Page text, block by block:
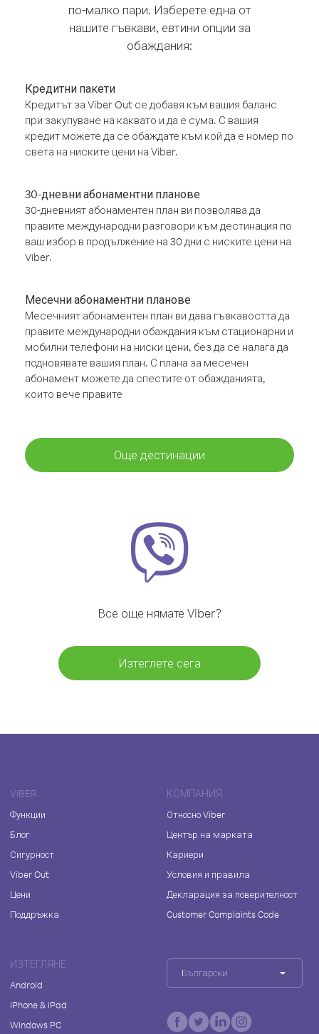
по-малко пари. Изберете една от
нашите гъвкави, евтини опции за
обаждания:
Кредитни пакети
Кредитът за Viber Out се добавя към вашия баланс
при закупуване на каквато и да е сума. С вашия
кредит можете да се обаждате към кой да е номер по
света на ниските цени на Viber.
30-дневни абонаментни планове
30-дневният абонаментен план ви позволява да
правите международни разговори към дестинация по
ваш избор в продължение на 30 дни с ниските цени на
Viber.
Месечни абонаментни планове
Месечният абонаментен план ви дава гъвкавостта да
правите международни обаждания към стационарни и
мобилни телефони на ниски цени, без да се налага да
подновявате вашия план. С плана за месечен
абонамент можете да спестите от обажданията,
които вече правите
Още дестинации
Все още нямате Viber?
Изтеглете сега
VIBER
Функции
Блог
Сигурност
Viber Out
Цени
Поддръжка
КОМПАНИЯ
Относно Viber
Център на марката
Кариери
Условия и правила
Декларация за поверителност
Customer Complaints Code
ИЗТЕГЛЯНЕ
Android
iPhone & iPad
Windows PC
Български